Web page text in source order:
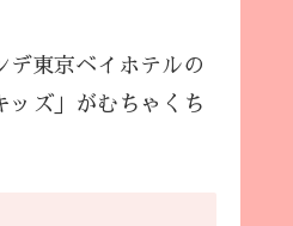
デ東京ベイホテルの
ッズ」がむちゃくち